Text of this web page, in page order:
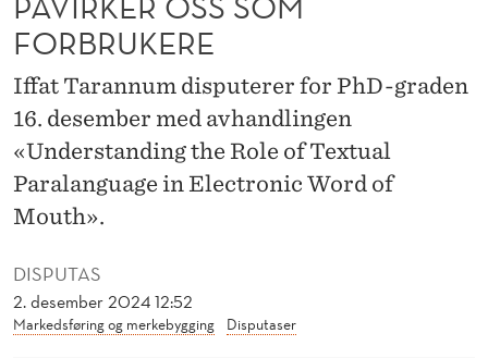
P
R
A
T
E
N
Å
V
DISPUTAS
2. desember 2024 12:52
Markedsføring og merkebygging Disputaser
FORBRUKERE
Iffat Tarannum disputerer for PhD-graden
16. desember med avhandlingen
«Understanding the Role of Textual
Paralanguage in Electronic Word of
Mouth».